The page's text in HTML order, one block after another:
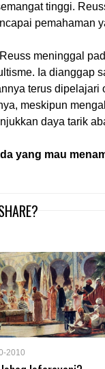
tinggi.
pemahaman
meninggal
Ia dianggap
terus dipelajari
meskipun
daya tarik
yang mau
2010